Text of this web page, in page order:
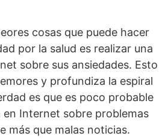
cosas que puede hacer
por la salud es realizar una
sobre sus ansiedades. Esto
y profundiza la espiral
es que es poco probable
en Internet sobre problemas
más que malas noticias.